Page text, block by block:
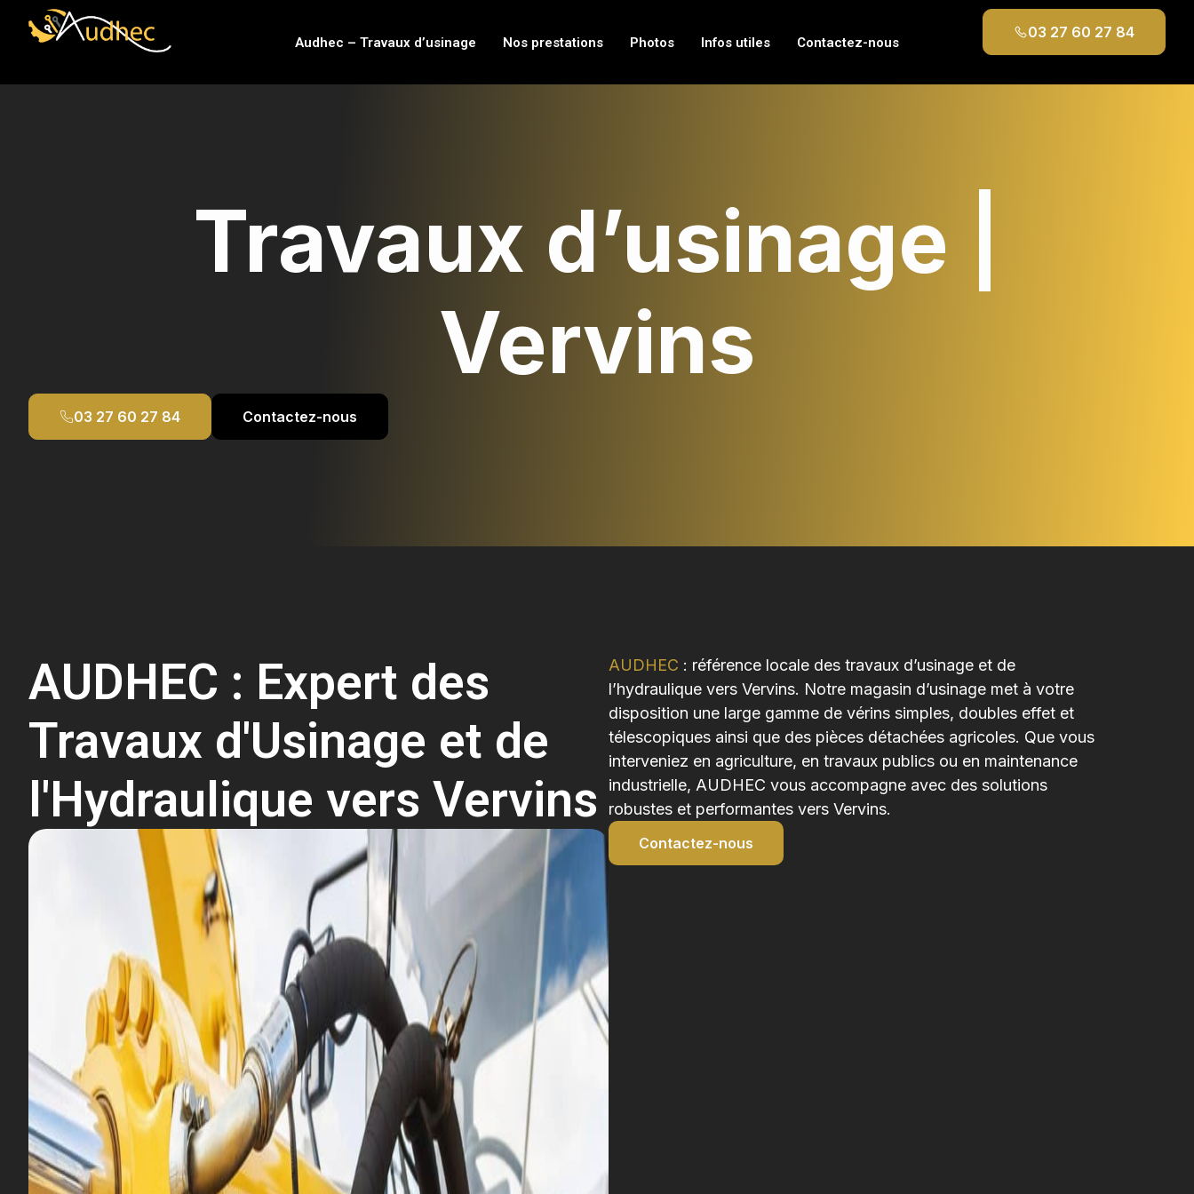
principal
Audhec – Travaux d’usinage Nos prestations Photos Infos utiles Contactez-nous
03 27 60 27 84
Travaux d’usinage |
Vervins
03 27 60 27 84 Contactez-nous
AUDHEC : Expert des
Travaux d'Usinage et de
l'Hydraulique vers Vervins
AUDHEC : référence locale des travaux d’usinage et de
l’hydraulique vers Vervins. Notre magasin d’usinage met à votre
disposition une large gamme de vérins simples, doubles effet et
télescopiques ainsi que des pièces détachées agricoles. Que vous
interveniez en agriculture, en travaux publics ou en maintenance
industrielle, AUDHEC vous accompagne avec des solutions
robustes et performantes vers Vervins.
Contactez-nous